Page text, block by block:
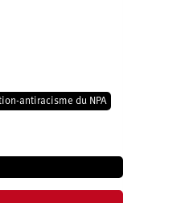
antiracisme du NPA